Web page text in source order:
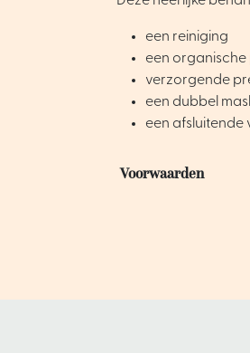
een reiniging
een organische
verzorgende
een dubbel
een afsluitende
Voorwaarden